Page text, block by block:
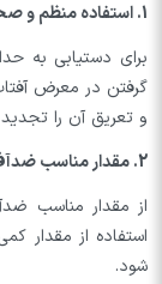
1. استفاده منظم و صحیح:
برای دستیابی به
و تعریق آن را تجدید
2. مقدار مناسب ضدآفتاب:
از مقدار مناسب
استفاده از مقدار
شود.